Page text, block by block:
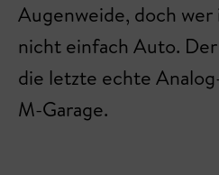
Augenweide, doch
nicht einfach Auto.
die letzte echte
M-Garage.